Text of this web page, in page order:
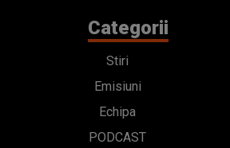
Categorii
Stiri
Emisiuni
Echipa
PODCAST